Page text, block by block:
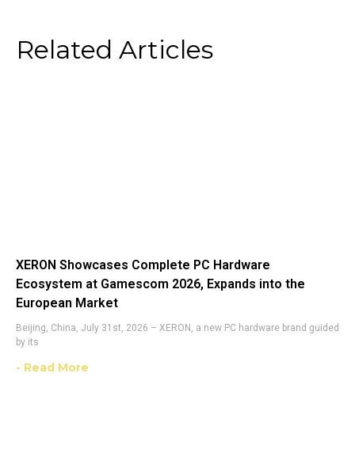
Related Articles
XERON Showcases Complete PC Hardware
Ecosystem at Gamescom 2026, Expands into the
European Market
Beijing, China, July 31st, 2026 – XERON, a new PC hardware brand guided
by its
- Read More